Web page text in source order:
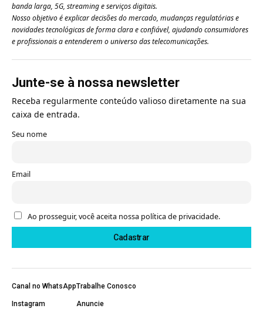
banda larga, 5G, streaming e serviços digitais.
Nosso objetivo é explicar decisões do mercado, mudanças regulatórias e
novidades tecnológicas de forma clara e confiável, ajudando consumidores
e profissionais a entenderem o universo das telecomunicações.
Junte-se à nossa newsletter
Receba regularmente conteúdo valioso diretamente na sua
caixa de entrada.
Seu nome
Email
Ao prosseguir, você aceita nossa política de privacidade.
Canal no WhatsApp
Instagram
Trabalhe Conosco
Anuncie